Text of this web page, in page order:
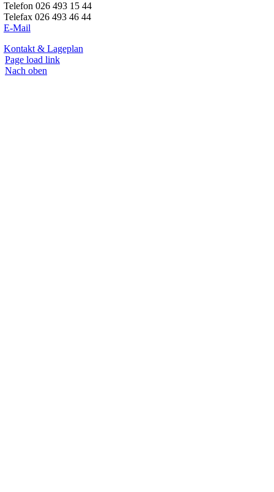
Telefon 026 493 15 44
Telefax 026 493 46 44
E-Mail
Kontakt & Lageplan
Page load link
Nach oben